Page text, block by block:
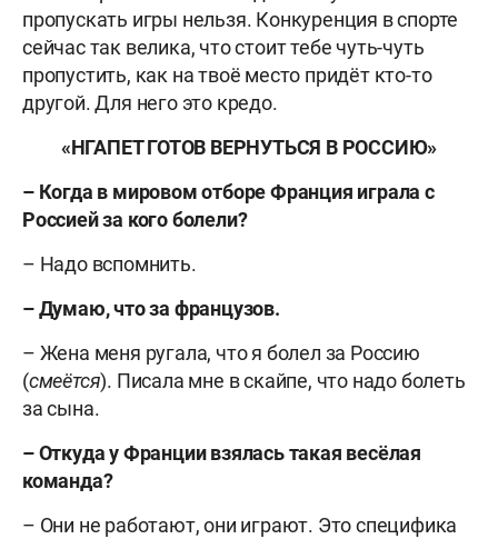
пропускать игры нельзя. Конкуренция в спорте
сейчас так велика, что стоит тебе чуть-чуть
пропустить, как на твоё место придёт кто-то
другой. Для него это кредо.
«НГАПЕТ ГОТОВ ВЕРНУТЬСЯ В РОССИЮ»
– Когда в мировом отборе Франция играла с
Россией за кого болели?
– Надо вспомнить.
– Думаю, что за французов.
– Жена меня ругала, что я болел за Россию
(смеётся). Писала мне в скайпе, что надо болеть
за сына.
– Откуда у Франции взялась такая весёлая
команда?
– Они не работают, они играют. Это специфика